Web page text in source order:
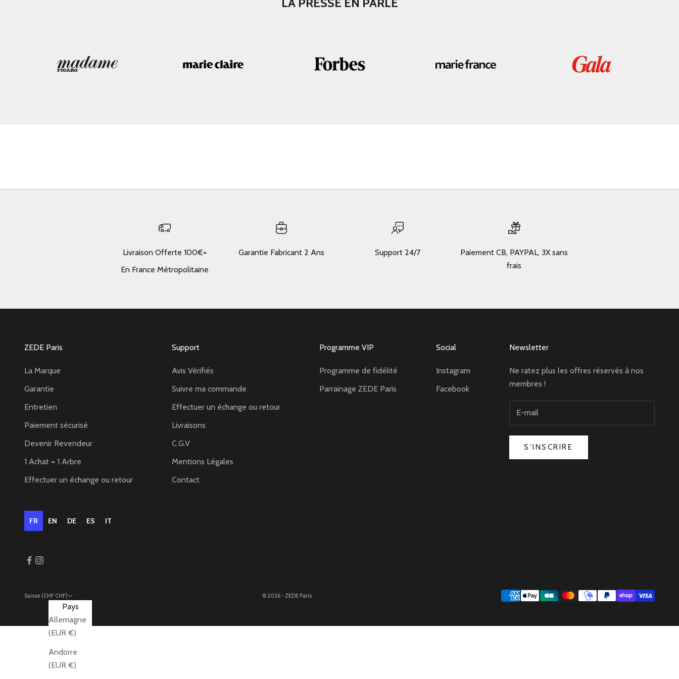
Livraison Offerte 100€+
En France Métropolitaine
Garantie Fabricant 2 Ans Support 24/7
Paiement CB, PAYPAL, 3X sans
frais
ZEDE Paris
La Marque
Garantie
Entretien
Paiement sécurisé
Devenir Revendeur
1 Achat = 1 Arbre
Effectuer un échange ou retour
Support
Avis Vérifiés
Suivre ma commande
Effectuer un échange ou retour
Livraisons
C.G.V
Mentions Légales
Contact
Programme VIP
Programme de fidélité
Parrainage ZEDE Paris
Social
Instagram
Facebook
Newsletter
Ne ratez plus les offres réservés à nos
membres !
S'INSCRIRE
FR EN DE ES IT
Suisse (CHF CHF)
Pays
Allemagne
(EUR €)
Andorre
(EUR €)
© 2026 - ZEDE Paris